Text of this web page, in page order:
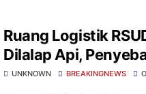
Ruang Logistik
Dilalap Api,
Diselidiki
UNKNOWN BREAKINGNEWS